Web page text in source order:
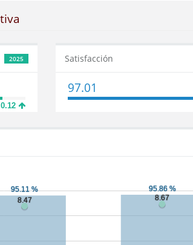
2025
0.12
Satisfacción
97.01